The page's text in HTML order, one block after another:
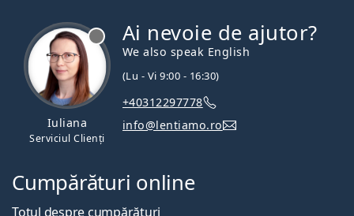
Iuliana
Serviciul Clienți
Ai nevoie de ajutor?
We also speak English
(Lu - Vi 9:00 - 16:30)
+40312297778
info@lentiamo.ro
Cumpărături online
Totul despre cumpărături